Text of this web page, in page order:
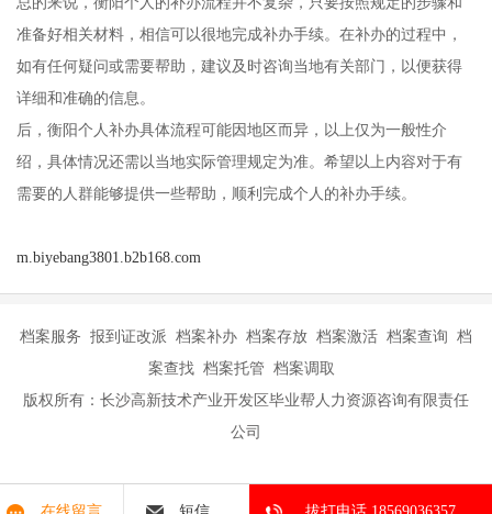
准备好相关材料，相信可以很地完成补办手续。在补办的过程中，
如有任何疑问或需要帮助，建议及时咨询当地有关部门，以便获得
详细和准确的信息。
后，衡阳个人补办具体流程可能因地区而异，以上仅为一般性介
绍，具体情况还需以当地实际管理规定为准。希望以上内容对于有
需要的人群能够提供一些帮助，顺利完成个人的补办手续。
m.biyebang3801.b2b168.com
档案服务 报到证改派 档案补办 档案存放 档案激活 档案查询 档
案查找 档案托管 档案调取
版权所有：长沙高新技术产业开发区毕业帮人力资源咨询有限责任
公司